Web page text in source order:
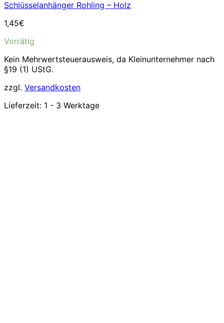
Schlüsselanhänger Rohling – Holz
1,45€
Vorrätig
Kein Mehrwertsteuerausweis, da Kleinunternehmer nach
§19 (1) UStG.
zzgl. Versandkosten
Lieferzeit: 1 - 3 Werktage